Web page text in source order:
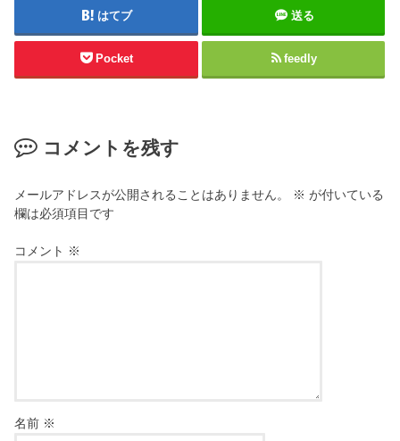
はてブ 送る
Pocket feedly
コメントを残す
メールアドレスが公開されることはありません。 ※ が付いている
欄は必須項目です
コメント ※
名前 ※